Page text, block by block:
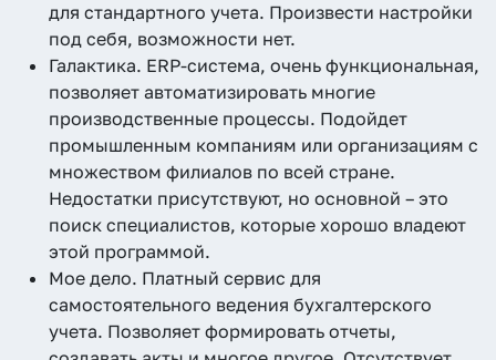
для стандартного учета. Произвести настройки
под себя, возможности нет.
Галактика. ERP-система, очень функциональная,
позволяет автоматизировать многие
производственные процессы. Подойдет
промышленным компаниям или организациям с
множеством филиалов по всей стране.
Недостатки присутствуют, но основной – это
поиск специалистов, которые хорошо владеют
этой программой.
Мое дело. Платный сервис для
самостоятельного ведения бухгалтерского
учета. Позволяет формировать отчеты,